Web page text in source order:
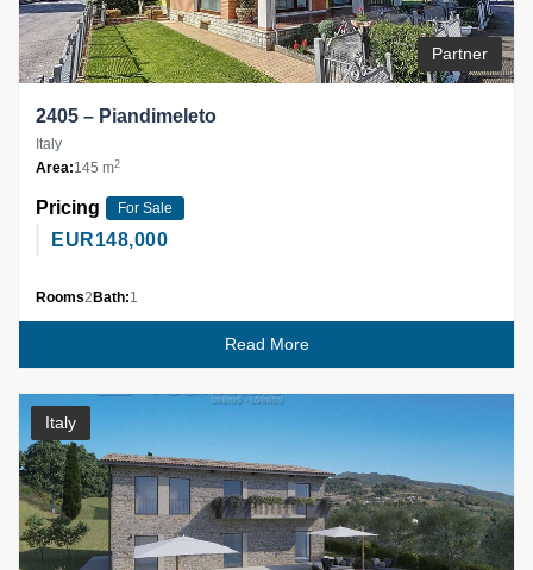
Partner
2405 – Piandimeleto
Italy
Area:145 m2
Pricing For Sale
EUR148,000
Rooms2 Bath:1
Read More
Italy